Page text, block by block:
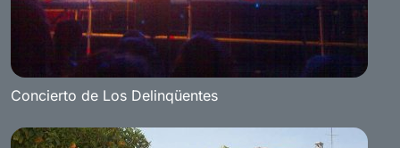
Concierto de Los Delinqüentes